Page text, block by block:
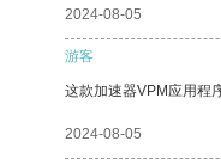
2024-08-05
游客
这款加速器VPM应用程
2024-08-05